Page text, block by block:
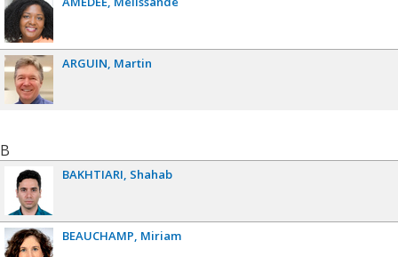
ARGUIN Martin
B
BAKHTIARI Shahab
BEAUCHAMP Miriam